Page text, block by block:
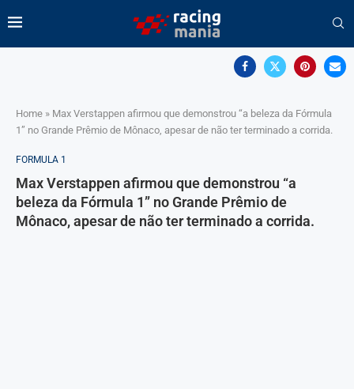
Home » Max Verstappen afirmou que demonstrou “a beleza da Fórmula
1” no Grande Prêmio de Mônaco, apesar de não ter terminado a corrida.
FORMULA 1
Max Verstappen afirmou que demonstrou “a
beleza da Fórmula 1” no Grande Prêmio de
Mônaco, apesar de não ter terminado a corrida.